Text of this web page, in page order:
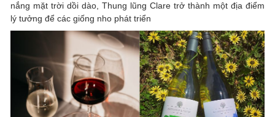
nắng mặt trời dồi dào, Thung lũng Clare trở thành một địa điểm
lý tưởng để các giống nho phát triển